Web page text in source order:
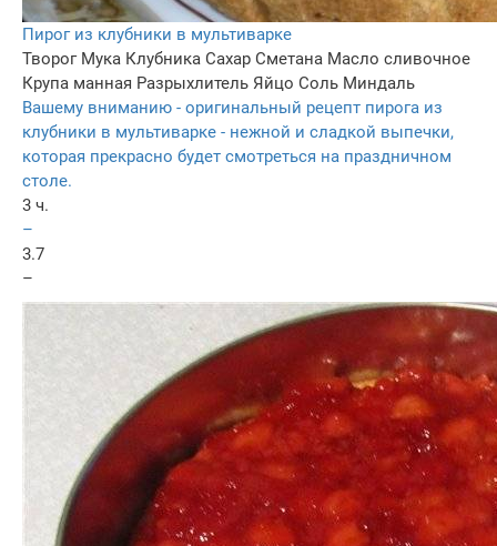
Пирог из клубники в мультиварке
Творог Мука Клубника Сахар Сметана Масло сливочное
Крупа манная Разрыхлитель Яйцо Соль Миндаль
Вашему вниманию - оригинальный рецепт пирога из
клубники в мультиварке - нежной и сладкой выпечки,
которая прекрасно будет смотреться на праздничном
столе.
3 ч.
–
3.7
–